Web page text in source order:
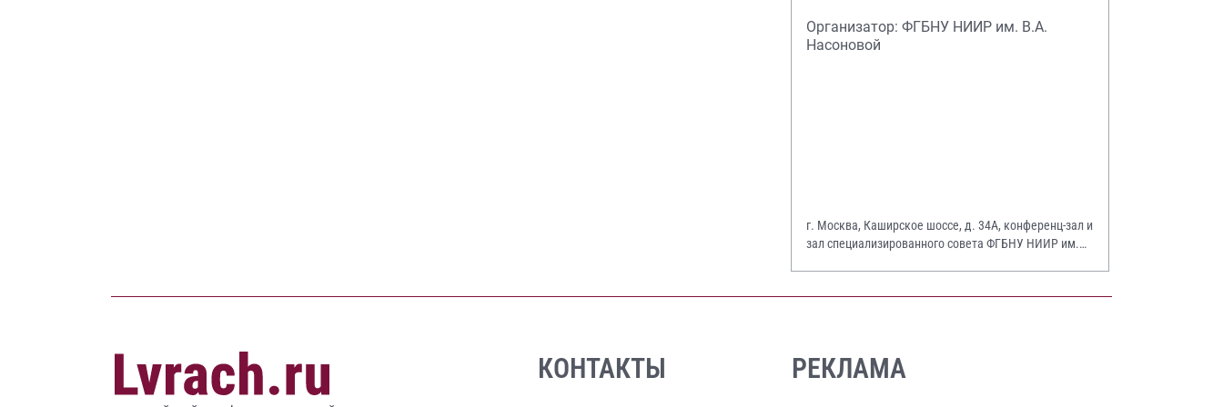
Организатор: ФГБНУ НИИР им. В.А.
Насоновой
г. Москва, Каширское шоссе, д. 34А, конференц-зал и
зал специализированного совета ФГБНУ НИИР им.
КОНТАКТЫ РЕКЛАМА